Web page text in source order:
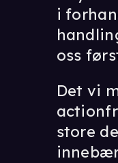
i
oss
Det vi
store